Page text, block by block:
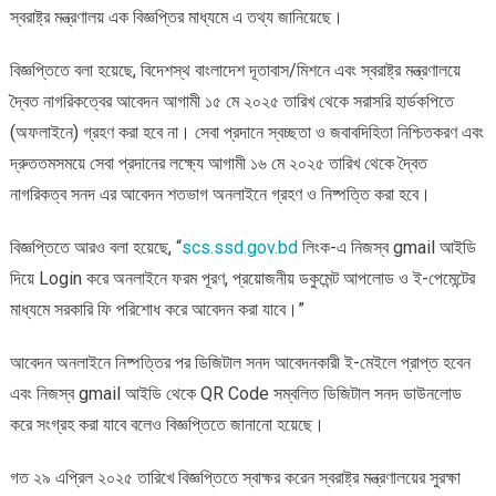
অনলাইনে
স্বরাষ্ট্র মন্ত্রণালয় এক বিজ্ঞপ্তির মাধ্যমে এ তথ্য জানিয়েছে।
বিজ্ঞপ্তিতে বলা হয়েছে, বিদেশস্থ বাংলাদেশ দূতাবাস/মিশনে এবং স্বরাষ্ট্র মন্ত্রণালয়ে
দ্বৈত নাগরিকত্বের আবেদন আগামী ১৫ মে ২০২৫ তারিখ থেকে সরাসরি হার্ডকপিতে
(অফলাইনে) গ্রহণ করা হবে না। সেবা প্রদানে স্বচ্ছতা ও জবাবদিহিতা নিশ্চিতকরণ এবং
দ্রুততমসময়ে সেবা প্রদানের লক্ষ্যে আগামী ১৬ মে ২০২৫ তারিখ থেকে দ্বৈত
নাগরিকত্ব সনদ এর আবেদন শতভাগ অনলাইনে গ্রহণ ও নিষ্পত্তি করা হবে।
বিজ্ঞপ্তিতে আরও বলা হয়েছে, “scs.ssd.gov.bd লিংক-এ নিজস্ব gmail আইডি
দিয়ে Login করে অনলাইনে ফরম পূরণ, প্রয়োজনীয় ডকুমেন্ট আপলোড ও ই-পেমেন্টের
মাধ্যমে সরকারি ফি পরিশোধ করে আবেদন করা যাবে।”
আবেদন অনলাইনে নিষ্পত্তির পর ডিজিটাল সনদ আবেদনকারী ই-মেইলে প্রাপ্ত হবেন
এবং নিজস্ব gmail আইডি থেকে QR Code সম্বলিত ডিজিটাল সনদ ডাউনলোড
করে সংগ্রহ করা যাবে বলেও বিজ্ঞপ্তিতে জানানো হয়েছে।
গত ২৯ এপ্রিল ২০২৫ তারিখে বিজ্ঞপ্তিতে স্বাক্ষর করেন স্বরাষ্ট্র মন্ত্রণালয়ের সুরক্ষা